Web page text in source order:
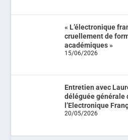
« L’électronique
cruellement de
académiques »
15/06/2026
Entretien avec
déléguée générale
l’Electronique
20/05/2026